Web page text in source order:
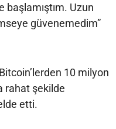
başlamıştım. Uzun
güvenemedim”
10 milyon
rahat şekilde
etti.